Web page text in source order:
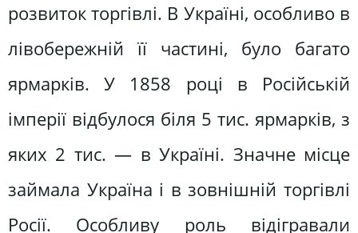
розвиток торгівлі. В Україні, особливо в
лівобережній її частині, було багато
ярмарків. У 1858 році в Російській
імперії відбулося біля 5 тис. ярмарків, з
яких 2 тис. — в Україні. Значне місце
займала Україна і в зовнішній торгівлі
Росії. Особливу роль відігравали